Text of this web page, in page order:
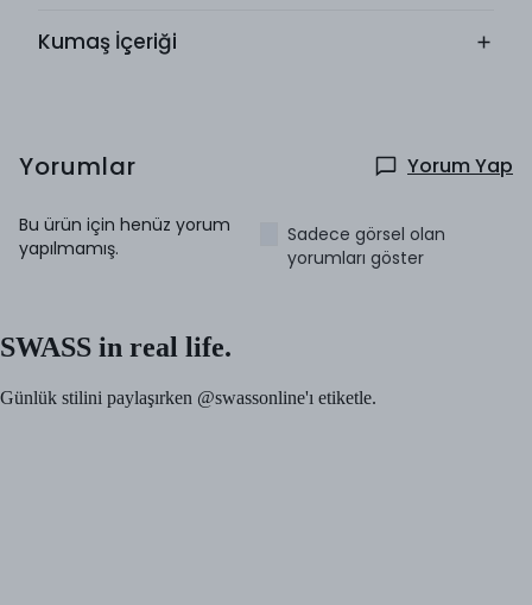
Kumaş İçeriği
Yorumlar Yorum Yap
Bu ürün için henüz yorum
yapılmamış.
Sadece görsel olan
yorumları göster